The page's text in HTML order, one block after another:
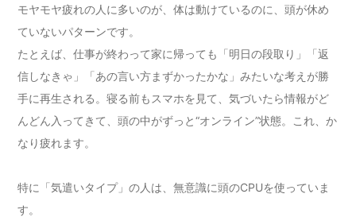
モヤモヤ疲れの人に多いのが、体は動けているのに、頭が休め
ていないパターンです。
たとえば、仕事が終わって家に帰っても「明日の段取り」「返
信しなきゃ」「あの言い方まずかったかな」みたいな考えが勝
手に再生される。寝る前もスマホを見て、気づいたら情報がど
んどん入ってきて、頭の中がずっと“オンライン”状態。これ、か
なり疲れます。
特に「気遣いタイプ」の人は、無意識に頭のCPUを使っていま
す。